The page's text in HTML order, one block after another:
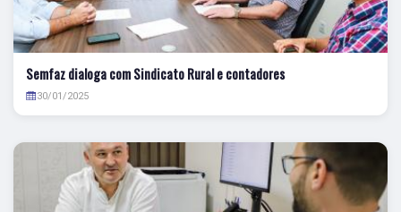
Semfaz dialoga com Sindicato Rural e contadores
30/01/2025